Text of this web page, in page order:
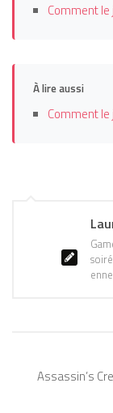
Comment
À lire aussi
Comment
Assassin’s